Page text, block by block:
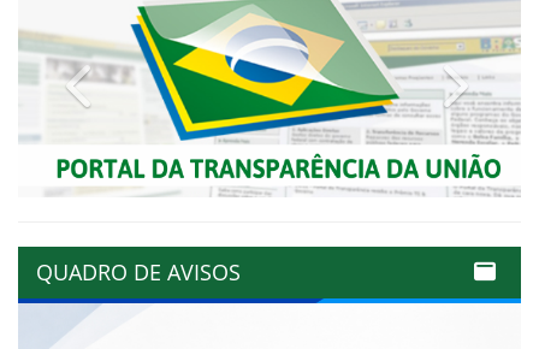
Previous Next
QUADRO DE AVISOS